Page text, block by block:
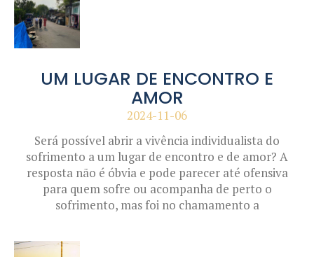
UM LUGAR DE ENCONTRO E
AMOR
2024-11-06
Será possível abrir a vivência individualista do
sofrimento a um lugar de encontro e de amor? A
resposta não é óbvia e pode parecer até ofensiva
para quem sofre ou acompanha de perto o
sofrimento, mas foi no chamamento a